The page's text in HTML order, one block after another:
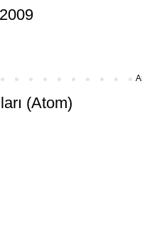
(Atom)